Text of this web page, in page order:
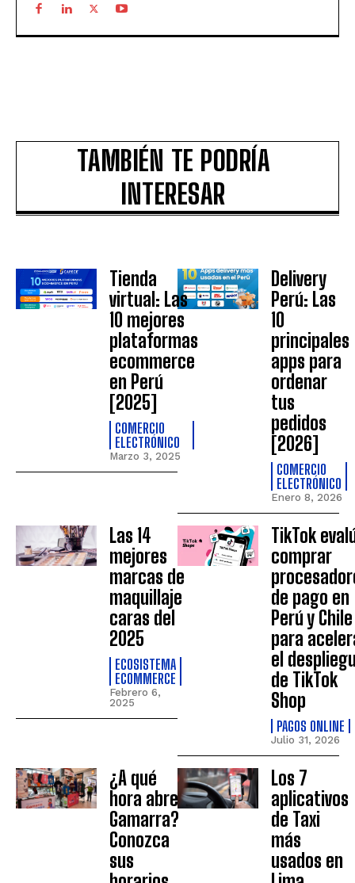
TAMBIÉN TE PODRÍA
INTERESAR
Tienda
virtual: Las
10 mejores
plataformas
ecommerce
en Perú
[2025]
COMERCIO
ELECTRÓNICO
Marzo 3, 2025
Delivery
Perú: Las
10
principales
apps para
ordenar
tus
pedidos
[2026]
COMERCIO
ELECTRÓNICO
Enero 8, 2026
Las 14
mejores
marcas de
maquillaje
caras del
2025
ECOSISTEMA
ECOMMERCE
Febrero 6,
2025
TikTok
comprar
de pago en
Perú y Chile
para
el
de TikTok
Shop
PAGOS ONLINE
Julio 31, 2026
¿A qué
hora abre
Gamarra?
Conozca
sus
Los 7
aplicativos
de Taxi
más
usados en